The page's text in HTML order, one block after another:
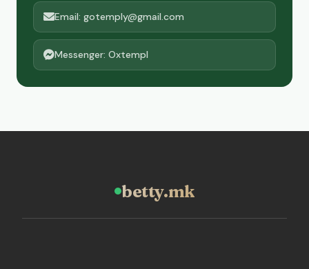
Email: gotemply@gmail.com
Messenger: Oxtempl
betty.mk